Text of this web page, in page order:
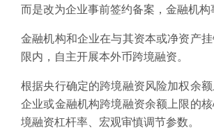
而是改为企业事前签约备案，金融机构
金融机构和企业在与其资本或净资产
限内，自主开展本外币跨境融资。
根据央行确定的跨境融资风险加权余
企业或金融机构跨境融资余额上限的
境融资杠杆率、宏观审慎调节参数。